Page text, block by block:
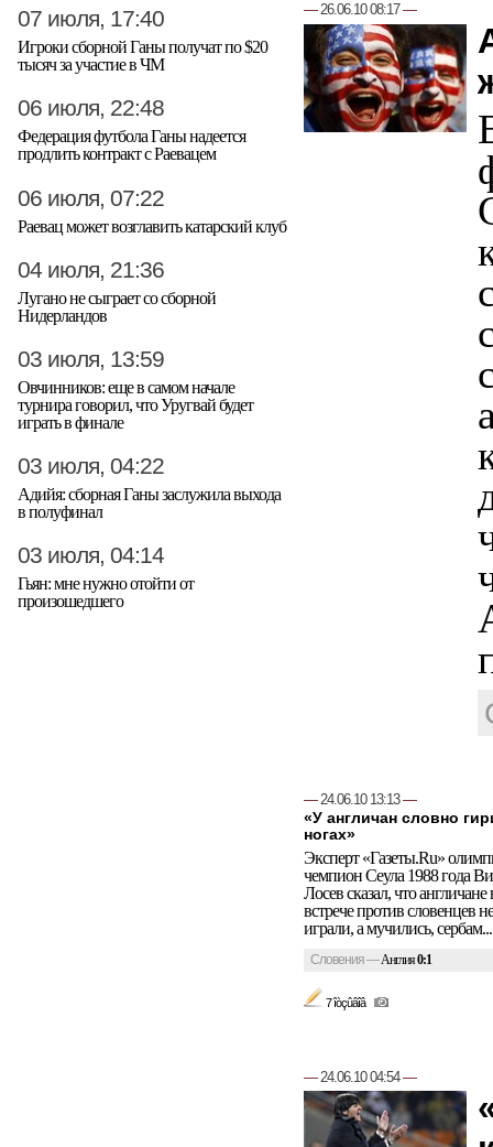
07 июля, 17:40
Игроки сборной Ганы получат по $20
тысяч за участие в ЧМ
06 июля, 22:48
Федерация футбола Ганы надеется
продлить контракт с Раевацем
06 июля, 07:22
Раевац может возглавить катарский клуб
04 июля, 21:36
Лугано не сыграет со сборной
Нидерландов
03 июля, 13:59
Овчинников: еще в самом начале
турнира говорил, что Уругвай будет
играть в финале
03 июля, 04:22
Адийя: сборная Ганы заслужила выхода
в полуфинал
03 июля, 04:14
Гьян: мне нужно отойти от
произошедшего
—26.06.10 08:17—
— 24.06.10 13:13—
«У англичан словно
ногах»
Эксперт «Газеты.Ru»
чемпион Сеула 1988 года
Лосев сказал, что англичане
встрече против словенцев не
играли, а мучились, сербам...
Словения—Англия0:1
7 îòçûâîâ
— 24.06.10 04:54—